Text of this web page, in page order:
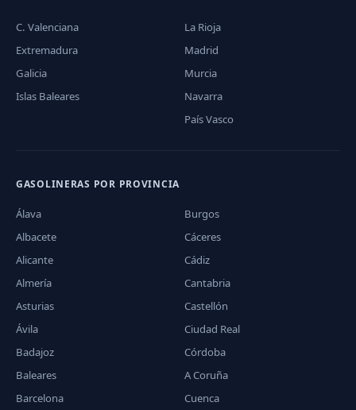
C. Valenciana
Extremadura
Galicia
Islas Baleares
La Rioja
Madrid
Murcia
Navarra
País Vasco
GASOLINERAS POR PROVINCIA
Álava
Albacete
Alicante
Almería
Asturias
Ávila
Badajoz
Baleares
Barcelona
Burgos
Cáceres
Cádiz
Cantabria
Castellón
Ciudad Real
Córdoba
A Coruña
Cuenca